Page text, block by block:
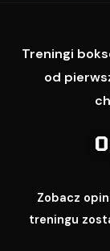
Treningi
od
Zobacz
treningu